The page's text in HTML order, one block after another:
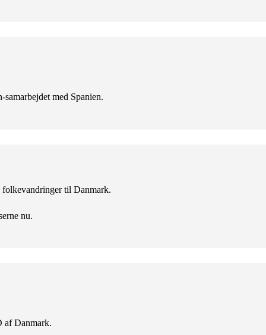
med Spanien.
folkevandringer til Danmark.
nu.
af Danmark.